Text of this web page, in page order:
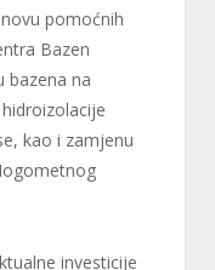
pomoćnih
Bazen
bazena na
kao i zamjenu
investicije